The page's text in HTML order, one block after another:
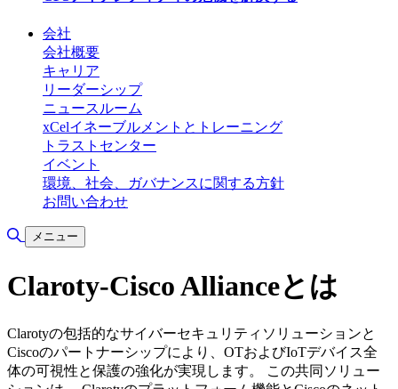
会社
会社概要
キャリア
リーダーシップ
ニュースルーム
xCelイネーブルメントとトレーニング
トラストセンター
イベント
環境、社会、ガバナンスに関する方針
お問い合わせ
検索の切り替え
メニュー
Claroty-Cisco Allianceとは
Clarotyの包括的なサイバーセキュリティソリューションと
Ciscoのパートナーシップにより、OTおよびIoTデバイス全
体の可視性と保護の強化が実現します。 この共同ソリュー